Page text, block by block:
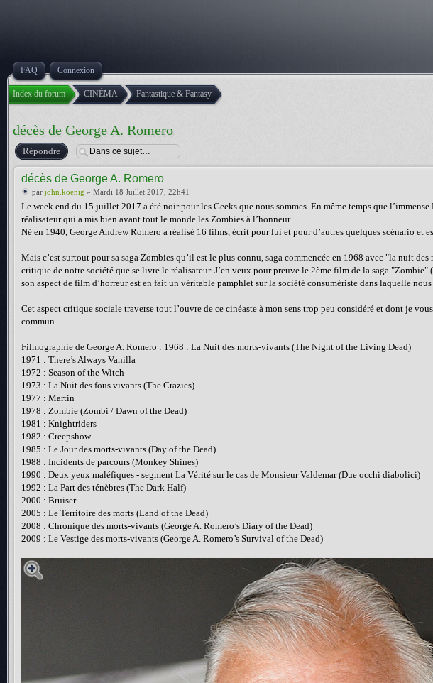
FAQ Connexion
Index du forum CINÉMA Fantastique & Fantasy
décès de George A. Romero
Répondre
décès de George A. Romero
par john.koenig » Mardi 18 Juillet 2017, 22h41
Le week end du 15 juillet 2017 a été noir pour les Geeks que nous sommes. En même temps que
réalisateur qui a mis bien avant tout le monde les Zombies à l’honneur.
Né en 1940, George Andrew Romero a réalisé 16 films, écrit pour lui et pour d’autres quelques scénario et
Mais c’est surtout pour sa saga Zombies qu’il est le plus connu, saga commencée en 1968 avec "la nuit
critique de notre société que se livre le réalisateur. J’en veux pour preuve le 2ème film de la saga "Zombie"
son aspect de film d’horreur est en fait un véritable pamphlet sur la société consumériste dans laquelle
Cet aspect critique sociale traverse tout l’ouvre de ce cinéaste à mon sens trop peu considéré et dont je
commun.
Filmographie de George A. Romero : 1968 : La Nuit des morts-vivants (The Night of the Living Dead)
1971 : There’s Always Vanilla
1972 : Season of the Witch
1973 : La Nuit des fous vivants (The Crazies)
1977 : Martin
1978 : Zombie (Zombi / Dawn of the Dead)
1981 : Knightriders
1982 : Creepshow
1985 : Le Jour des morts-vivants (Day of the Dead)
1988 : Incidents de parcours (Monkey Shines)
1990 : Deux yeux maléfiques - segment La Vérité sur le cas de Monsieur Valdemar (Due occhi diabolici)
1992 : La Part des ténèbres (The Dark Half)
2000 : Bruiser
2005 : Le Territoire des morts (Land of the Dead)
2008 : Chronique des morts-vivants (George A. Romero’s Diary of the Dead)
2009 : Le Vestige des morts-vivants (George A. Romero’s Survival of the Dead)